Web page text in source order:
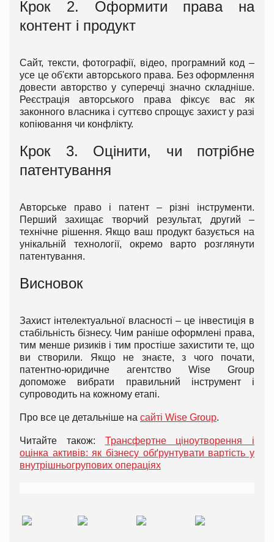
Крок 2. Оформити права на
контент і продукт
Сайт, тексти, фотографії, відео, програмний код –
усе це об'єкти авторського права. Без оформлення
довести авторство у суперечці значно складніше.
Реєстрація авторського права фіксує вас як
законного власника і суттєво спрощує захист у разі
копіювання чи конфлікту.
Крок 3. Оцінити, чи потрібне
патентування
Авторське право і патент – різні інструменти.
Перший захищає творчий результат, другий –
технічне рішення. Якщо ваш продукт базується на
унікальній технології, окремо варто розглянути
патентування.
Висновок
Захист інтелектуальної власності – це інвестиція в
стабільність бізнесу. Чим раніше оформлені права,
тим менше ризиків і тим простіше захистити те, що
ви створили. Якщо не знаєте, з чого почати,
патентно-юридичне агентство Wise Group
допоможе вибрати правильний інструмент і
супроводить на кожному етапі.
Про все це детальніше на сайті Wise Group.
Читайте також: Трансфертне ціноутворення і
оцінка активів: як бізнесу обґрунтувати вартість у
внутрішньогрупових операціях